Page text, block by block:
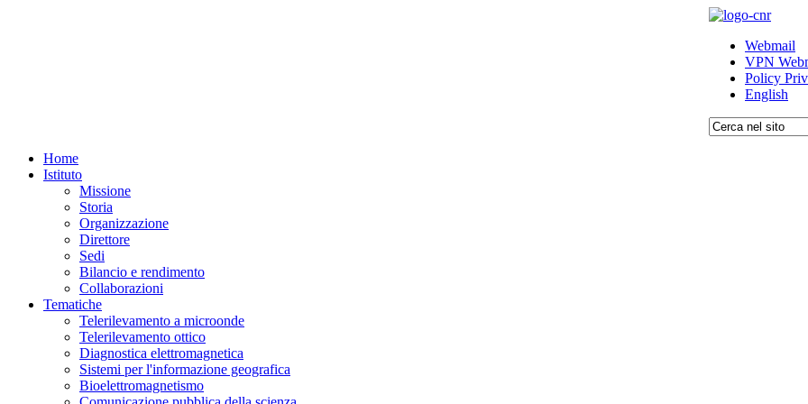
Webmail
VPN
Policy
English
Home
Istituto
Missione
Storia
Organizzazione
Direttore
Sedi
Bilancio e rendimento
Collaborazioni
Tematiche
Telerilevamento a microonde
Telerilevamento ottico
Diagnostica elettromagnetica
Sistemi per l'informazione geografica
Bioelettromagnetismo